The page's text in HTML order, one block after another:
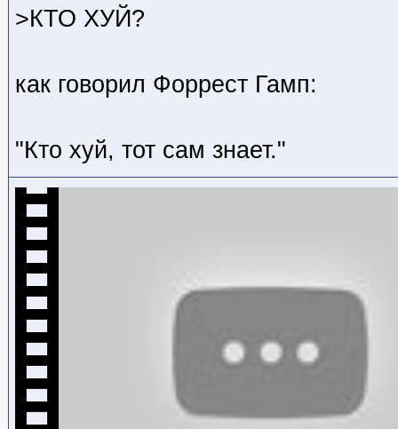
>КТО ХУЙ?
как говорил Форрест Гамп:
"Кто хуй, тот сам знает."